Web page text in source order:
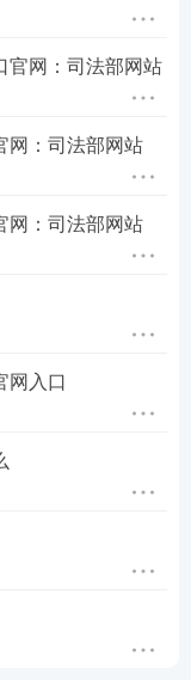
官网：司法部网站
网：司法部网站
网：司法部网站
网入口